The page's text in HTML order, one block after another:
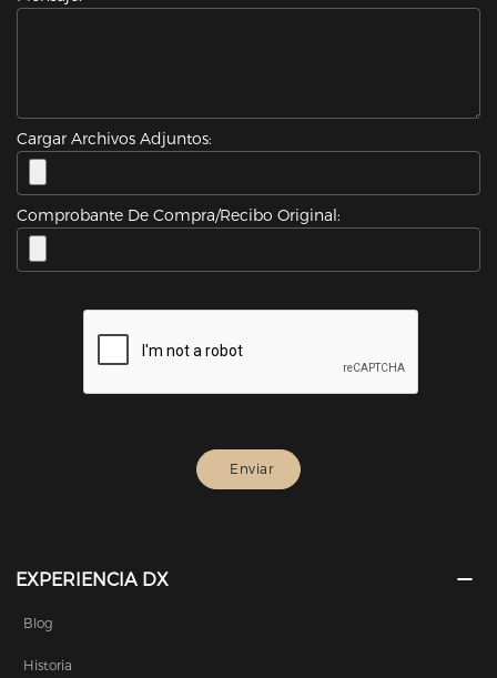
Cargar Archivos Adjuntos:
Comprobante De Compra/Recibo Original:
EXPERIENCIA DX
Blog
Historia